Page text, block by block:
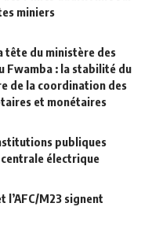
miniers
tête du ministère des
Fwamba : la stabilité du
de la coordination des
et monétaires
publiques
électrique
l’AFC/M23 signent